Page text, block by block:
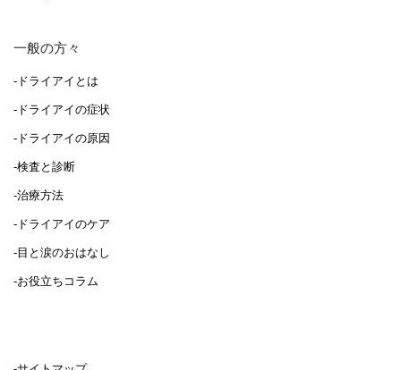
一般の方々
-ドライアイとは
-ドライアイの症状
-ドライアイの原因
-検査と診断
-治療方法
-ドライアイのケア
-目と涙のおはなし
-お役立ちコラム